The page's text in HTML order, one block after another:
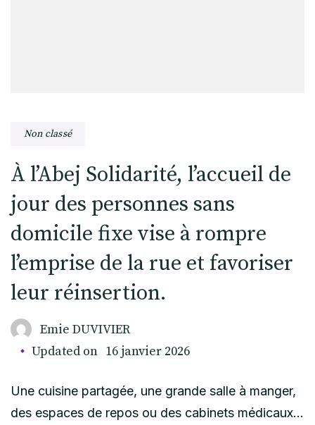
Non classé
À l’Abej Solidarité, l’accueil de
jour des personnes sans
domicile fixe vise à rompre
l’emprise de la rue et favoriser
leur réinsertion.
Emie DUVIVIER
Updated on 16 janvier 2026
Une cuisine partagée, une grande salle à manger,
des espaces de repos ou des cabinets médicaux…